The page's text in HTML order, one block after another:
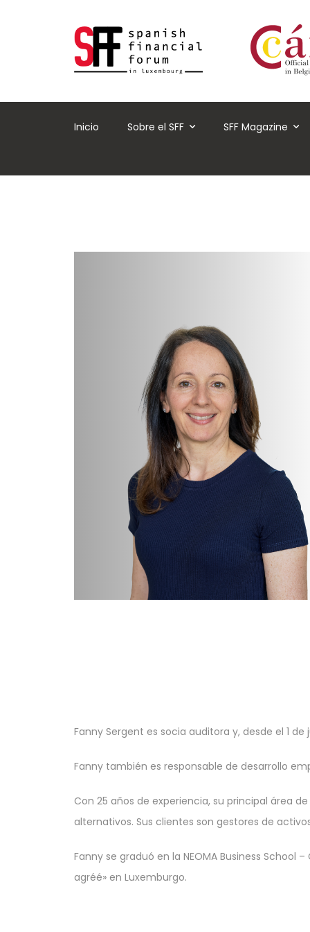
Inicio Sobre el SFF SFF Magazine
Fanny Sergent es socia auditora y, desde el 1
Fanny también es responsable de desarrollo
Con 25 años de experiencia, su principal área
alternativos. Sus clientes son gestores de
Fanny se graduó en la NEOMA Business School
agréé» en Luxemburgo.